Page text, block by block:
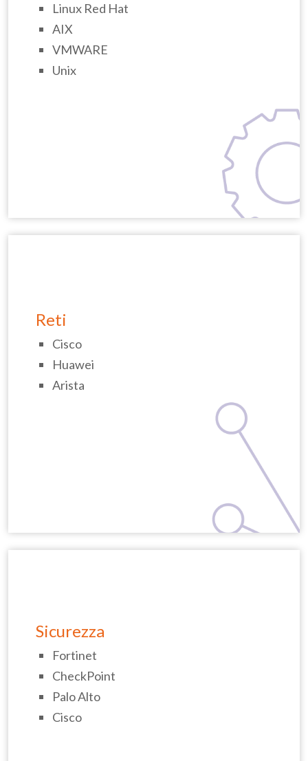
Linux Red Hat
AIX
VMWARE
Unix
Reti
Cisco
Huawei
Arista
Sicurezza
Fortinet
CheckPoint
Palo Alto
Cisco